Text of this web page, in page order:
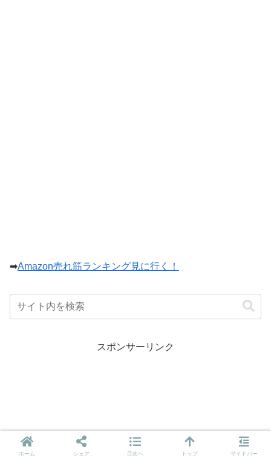
➡Amazon売れ筋ランキング見に行く！
スポンサーリンク
ホーム シェア 目次へ トップ サイドバー